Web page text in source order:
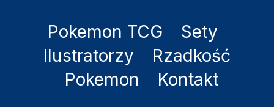
Pokemon TCG
Sety
Ilustratorzy
Rzadkość
Pokemon
Kontakt